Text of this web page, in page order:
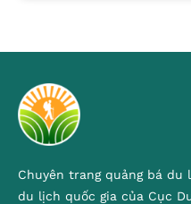
Chuyên trang quảng bá
du lịch quốc gia của Cục